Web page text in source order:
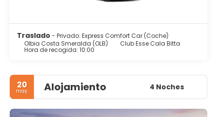
Traslado - Privado: Express Comfort Car (Coche)
Olbia Costa Smeralda (OLB)
Club Esse Cala Bitta
Hora de recogida: 10:00
20
may Alojamiento 4 Noches